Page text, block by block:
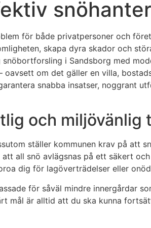
för både privatpersoner och
skapa dyra skador och
i Sandsborg med
om det gäller en villa,
snabba insatser, noggrant
och miljövänlig
ställer kommunen krav på att
all snö avlägsnas på ett säkert
dig för lagöverträdelser eller
för såväl mindre innergårdar
är alltid att du ska kunna